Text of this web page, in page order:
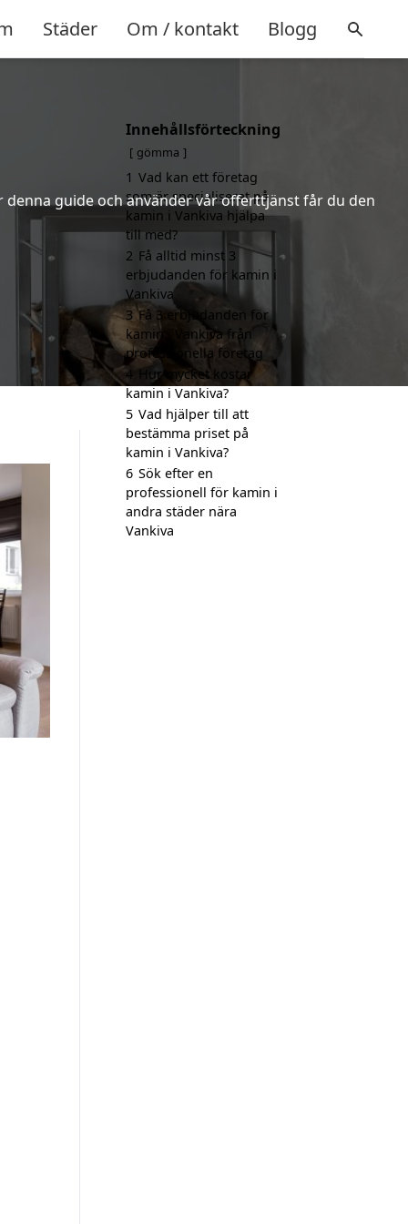
Städer Om / kontakt Blogg
guide och använder vår offerttjänst får du den
Innehållsförteckning
gömma
1 Vad kan ett företag
som är specialiserat på
kamin i Vankiva hjälpa
till med?
2 Få alltid minst 3
erbjudanden för kamin i
Vankiva
3 Få 3 erbjudanden för
kamin i Vankiva från
professionella företag
4 Hur mycket kostar
kamin i Vankiva?
5 Vad hjälper till att
bestämma priset på
kamin i Vankiva?
6 Sök efter en
professionell för kamin i
andra städer nära
Vankiva